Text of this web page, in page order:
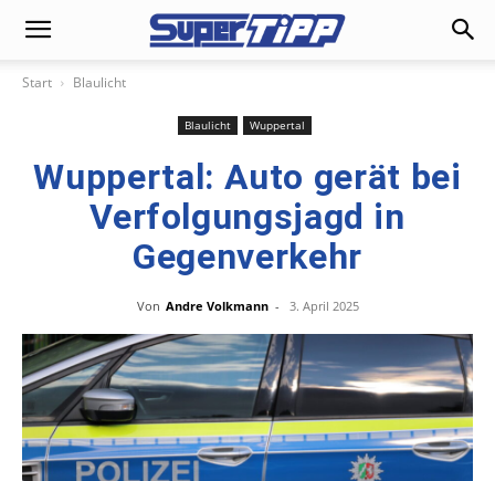
Start Blaulicht
Blaulicht Wuppertal
Wuppertal: Auto gerät bei
Verfolgungsjagd in
Gegenverkehr
Von Andre Volkmann - 3. April 2025